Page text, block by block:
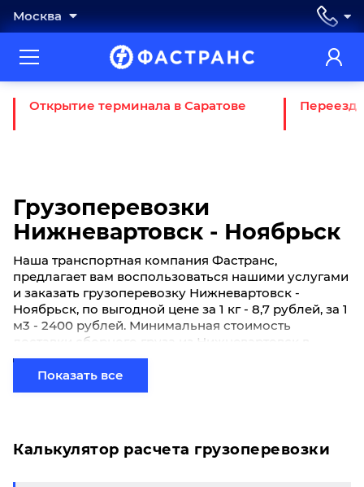
Москва
Открытие терминала в Саратове Переезд
Грузоперевозки
Нижневартовск - Ноябрьск
Наша транспортная компания Фастранс,
предлагает вам воспользоваться нашими услугами
и заказать грузоперевозку Нижневартовск -
Ноябрьск, по выгодной цене за 1 кг - 8,7 рублей, за 1
м3 - 2400 рублей. Минимальная стоимость
доставки сборного груза из Нижневартовск в
Ноябрьск начинается от 450 рублей. Если вы хотите
отправить свой груз сборной партией по готовому
маршруту в Ноябрьск и у вас возникли вопросы,
Показать все
Калькулятор расчета грузоперевозки